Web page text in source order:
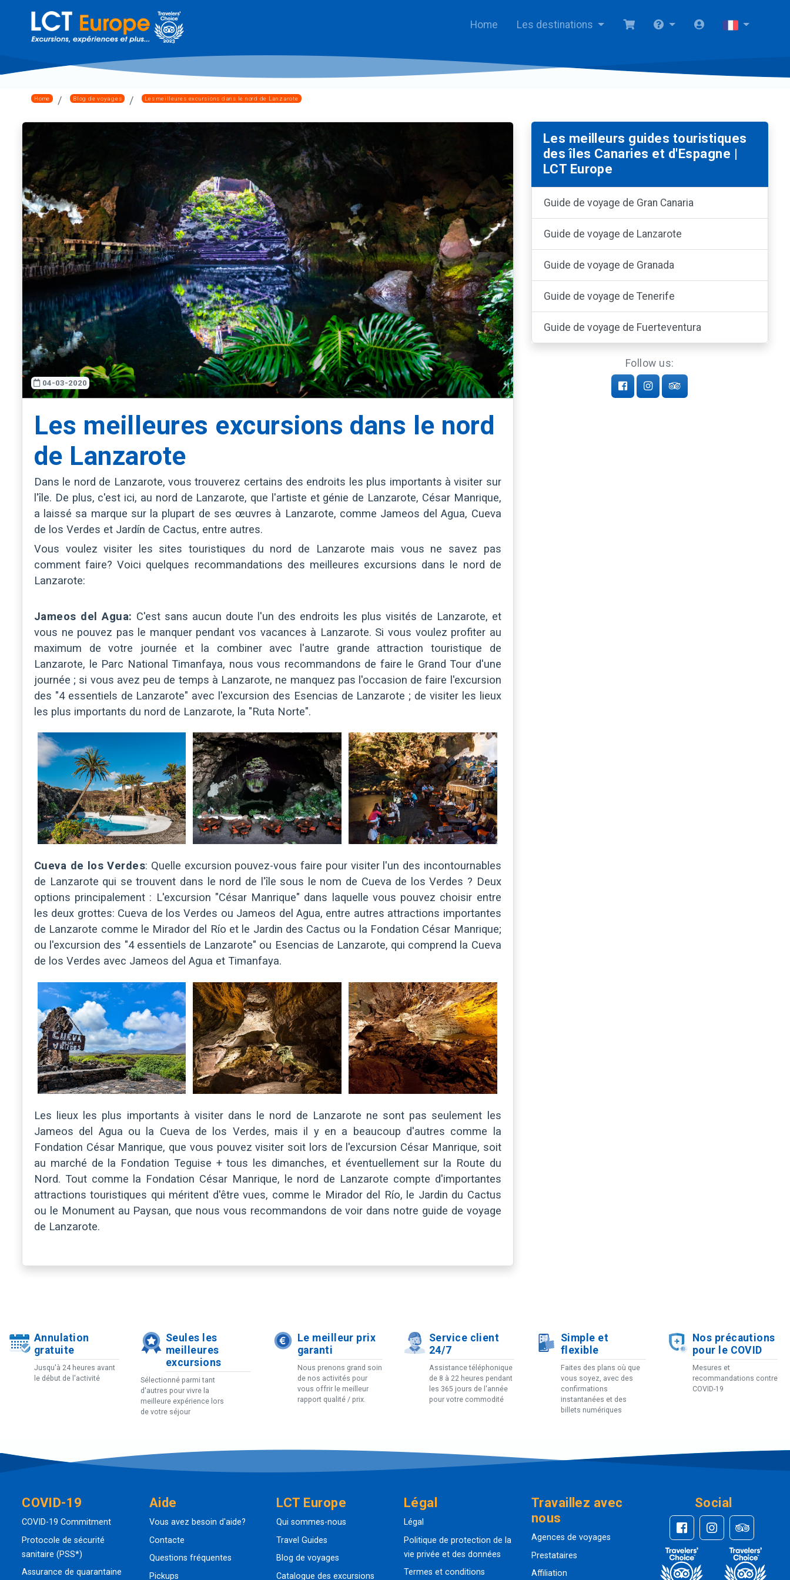
Home Les destinations
Home Blog de voyages Les meilleures excursions dans le nord de Lanzarote
04-03-2020
Les meilleures excursions dans le nord
de Lanzarote
Dans le nord de Lanzarote, vous trouverez certains des endroits les plus importants à visiter sur
l'île. De plus, c'est ici, au nord de Lanzarote, que l'artiste et génie de Lanzarote, César Manrique,
a laissé sa marque sur la plupart de ses œuvres à Lanzarote, comme Jameos del Agua, Cueva
de los Verdes et Jardín de Cactus, entre autres.
Vous voulez visiter les sites touristiques du nord de Lanzarote mais vous ne savez pas
comment faire? Voici quelques recommandations des meilleures excursions dans le nord de
Lanzarote:
Jameos del Agua: C'est sans aucun doute l'un des endroits les plus visités de Lanzarote, et
vous ne pouvez pas le manquer pendant vos vacances à Lanzarote. Si vous voulez profiter au
maximum de votre journée et la combiner avec l'autre grande attraction touristique de
Lanzarote, le Parc National Timanfaya, nous vous recommandons de faire le Grand Tour d'une
journée ; si vous avez peu de temps à Lanzarote, ne manquez pas l'occasion de faire l'excursion
des "4 essentiels de Lanzarote" avec l'excursion des Esencias de Lanzarote ; de visiter les lieux
les plus importants du nord de Lanzarote, la "Ruta Norte".
Cueva de los Verdes: Quelle excursion pouvez-vous faire pour visiter l'un des incontournables
de Lanzarote qui se trouvent dans le nord de l'île sous le nom de Cueva de los Verdes ? Deux
options principalement : L'excursion "César Manrique" dans laquelle vous pouvez choisir entre
les deux grottes: Cueva de los Verdes ou Jameos del Agua, entre autres attractions importantes
de Lanzarote comme le Mirador del Río et le Jardin des Cactus ou la Fondation César Manrique;
ou l'excursion des "4 essentiels de Lanzarote" ou Esencias de Lanzarote, qui comprend la Cueva
de los Verdes avec Jameos del Agua et Timanfaya.
Les lieux les plus importants à visiter dans le nord de Lanzarote ne sont pas seulement les
Jameos del Agua ou la Cueva de los Verdes, mais il y en a beaucoup d'autres comme la
Fondation César Manrique, que vous pouvez visiter soit lors de l'excursion César Manrique, soit
au marché de la Fondation Teguise + tous les dimanches, et éventuellement sur la Route du
Nord. Tout comme la Fondation César Manrique, le nord de Lanzarote compte d'importantes
attractions touristiques qui méritent d'être vues, comme le Mirador del Río, le Jardin du Cactus
ou le Monument au Paysan, que nous vous recommandons de voir dans notre guide de voyage
de Lanzarote.
Les meilleurs guides touristiques
des îles Canaries et d'Espagne |
LCT Europe
Guide de voyage de Gran Canaria
Guide de voyage de Lanzarote
Guide de voyage de Granada
Guide de voyage de Tenerife
Guide de voyage de Fuerteventura
Follow us:
Annulation
gratuite
Jusqu'à 24 heures avant
le début de l'activité
Seules les
meilleures
excursions
Sélectionné parmi tant
d'autres pour vivre la
meilleure expérience lors
de votre séjour
Le meilleur prix
garanti
Nous prenons grand soin
de nos activités pour
vous offrir le meilleur
rapport qualité / prix.
Service client
24/7
Assistance téléphonique
de 8 à 22 heures pendant
les 365 jours de l'année
pour votre commodité
Simple et
flexible
Faites des plans où que
vous soyez, avec des
confirmations
instantanées et des
billets numériques
Nos précautions
pour le COVID
Mesures et
recommandations contre
COVID-19
COVID-19
COVID-19 Commitment
Protocole de sécurité
sanitaire (PSS*)
Assurance de quarantaine
Aide
Vous avez besoin d'aide?
Contacte
Questions fréquentes
Pickups
LCT Europe
Qui sommes-nous
Travel Guides
Blog de voyages
Catalogue des excursions
Légal
Légal
Politique de protection de la
vie privée et des données
Termes et conditions
Travaillez avec
nous
Agences de voyages
Prestataires
Affiliation
Social